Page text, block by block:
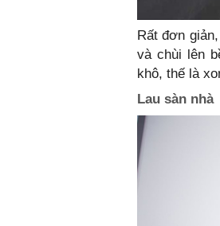
Rất đơn
và chùi lên
khô, thế là
Lau sàn nhà